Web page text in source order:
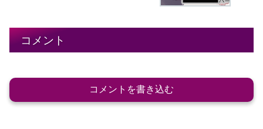
コメント
コメントを書き込む